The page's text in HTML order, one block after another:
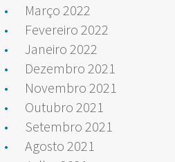
Março 2022
Fevereiro 2022
Janeiro 2022
Dezembro 2021
Novembro 2021
Outubro 2021
Setembro 2021
Agosto 2021